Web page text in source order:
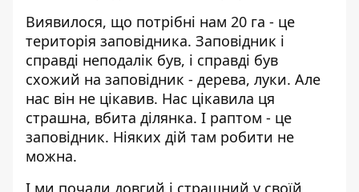
Виявилося, що потрібні нам 20 га - це
територія заповідника. Заповідник і
справді неподалік був, і справді був
схожий на заповідник - дерева, луки. Але
нас він не цікавив. Нас цікавила ця
страшна, вбита ділянка. І раптом - це
заповідник. Ніяких дій там робити не
можна.
І ми почали довгий і страшний у своїй